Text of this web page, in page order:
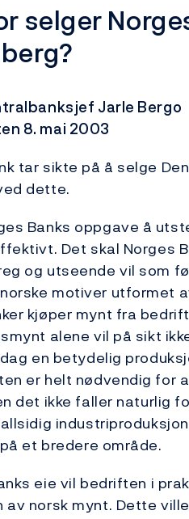
selger
Jarle Bergo
8. mai 2003
tar sikte på å selge
dette.
Banks oppgave å
Det skal Norges
og utseende vil som
motiver utformet
kjøper mynt fra
alene vil på sikt
en betydelig
er helt nødvendig for
det ikke faller naturlig
et bredere område.
eie vil bedriften i
av norsk mynt. Dette